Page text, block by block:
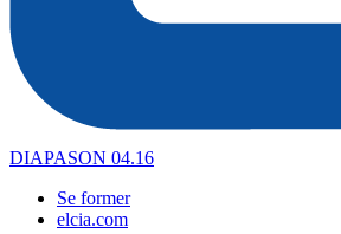
DIAPASON 04.16
Se former
elcia.com